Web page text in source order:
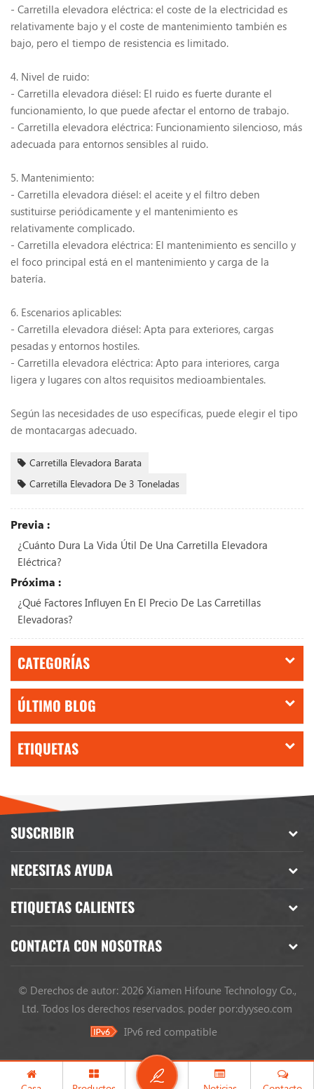
- Carretilla elevadora eléctrica: el coste de la electricidad es
relativamente bajo y el coste de mantenimiento también es
bajo, pero el tiempo de resistencia es limitado.
4. Nivel de ruido:
- Carretilla elevadora diésel: El ruido es fuerte durante el
funcionamiento, lo que puede afectar el entorno de trabajo.
- Carretilla elevadora eléctrica: Funcionamiento silencioso, más
adecuada para entornos sensibles al ruido.
5. Mantenimiento:
- Carretilla elevadora diésel: el aceite y el filtro deben
sustituirse periódicamente y el mantenimiento es
relativamente complicado.
- Carretilla elevadora eléctrica: El mantenimiento es sencillo y
el foco principal está en el mantenimiento y carga de la
batería.
6. Escenarios aplicables:
- Carretilla elevadora diésel: Apta para exteriores, cargas
pesadas y entornos hostiles.
- Carretilla elevadora eléctrica: Apto para interiores, carga
ligera y lugares con altos requisitos medioambientales.
Según las necesidades de uso específicas, puede elegir el tipo
de montacargas adecuado.
Carretilla Elevadora Barata
Carretilla Elevadora De 3 Toneladas
Previa :
¿Cuánto Dura La Vida Útil De Una Carretilla Elevadora
Eléctrica?
Próxima :
¿Qué Factores Influyen En El Precio De Las Carretillas
Elevadoras?
CATEGORÍAS
ÚLTIMO BLOG
ETIQUETAS
SUSCRIBIR
NECESITAS AYUDA
ETIQUETAS CALIENTES
CONTACTA CON NOSOTRAS
© Derechos de autor: 2026 Xiamen Hifoune Technology Co.,
Ltd. Todos los derechos reservados. poder por:dyyseo.com
IPv6 red compatible